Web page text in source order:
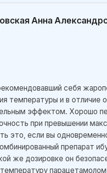
Анна
себя
температуры и в отличие
эффектом. Хорошо
при превышении
это, если вы
препарат
же дозировке он